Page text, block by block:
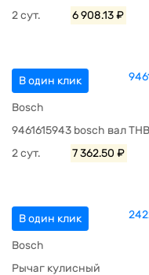
2 сут.
6 908.13 ₽
В один клик
Bosch
9461615943 bosch вал
2 сут.
7 362.50 ₽
В один клик
Bosch
Рычаг кулисный